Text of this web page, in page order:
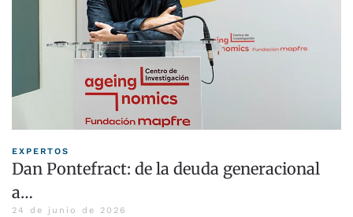
EXPERTOS
Dan Pontefract: de la deuda generacional
a…
24 de junio de 2026